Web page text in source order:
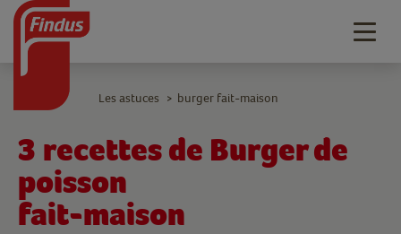
3 recettes de Burger de
poisson
fait-maison
Les astuces > burger fait-maison